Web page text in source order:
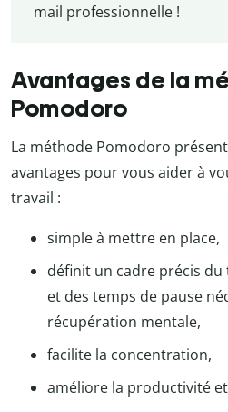
mail professionnelle !
Avantages de la
Pomodoro
La méthode Pomodoro
avantages pour vous aider à
travail :
simple à mettre en place,
définit un cadre précis
et des temps de pause
récupération mentale,
facilite la concentration,
améliore la productivité